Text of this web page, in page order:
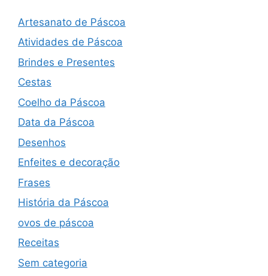
Artesanato de Páscoa
Atividades de Páscoa
Brindes e Presentes
Cestas
Coelho da Páscoa
Data da Páscoa
Desenhos
Enfeites e decoração
Frases
História da Páscoa
ovos de páscoa
Receitas
Sem categoria